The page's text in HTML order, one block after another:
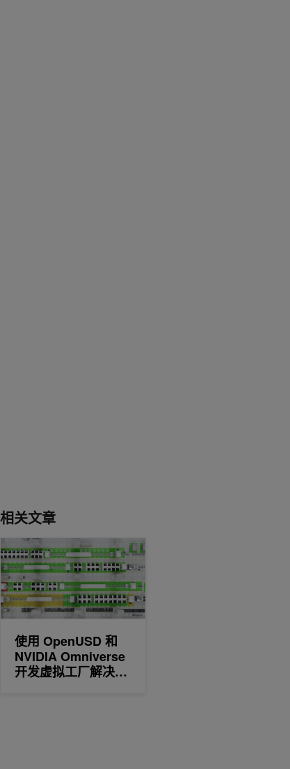
相关文章
使用 OpenUSD 和
NVIDIA Omniverse
开发虚拟工厂解决方
使用 OpenUSD 和 NVIDIA Omniverse 开发虚拟工厂解决方案